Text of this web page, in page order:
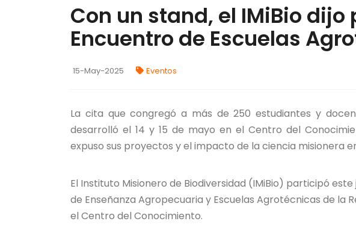
Con un stand, el IMiBio dijo
Encuentro de Escuelas
15-May-2025 Eventos
La cita que congregó a más de 250 estudiantes y
desarrolló el 14 y 15 de mayo en el Centro del
expuso sus proyectos y el impacto de la ciencia misionera
El Instituto Misionero de Biodiversidad (IMiBio) participó
de Enseñanza Agropecuaria y Escuelas Agrotécnicas de la
el Centro del Conocimiento.